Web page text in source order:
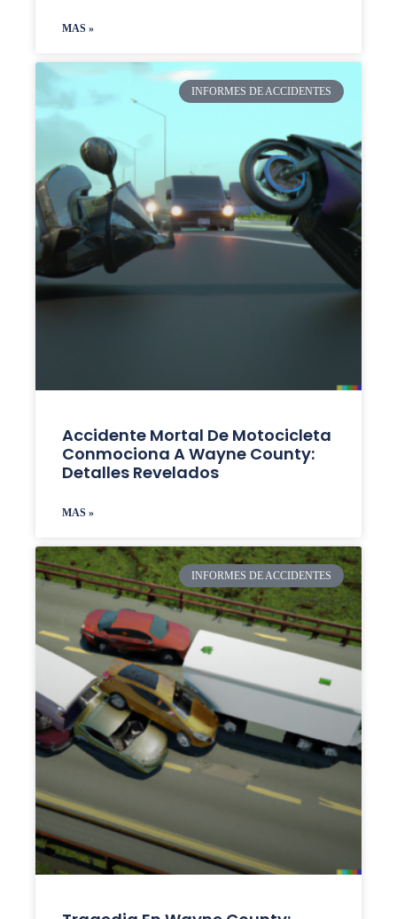
MAS »
INFORMES DE ACCIDENTES
Accidente Mortal De Motocicleta
Conmociona A Wayne County:
Detalles Revelados
MAS »
INFORMES DE ACCIDENTES